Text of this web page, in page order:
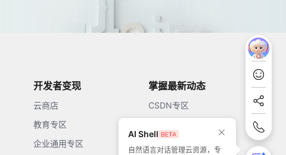
开发者变现
云商店
教育专区
企业通用专区
掌握最新动态
CSDN专区
AI Shell
自然语言对话管理云资源，专